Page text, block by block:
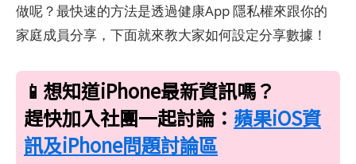
做呢？最快速的方法是透過健康App 隱私權來跟你的
家庭成員分享，下面就來教大家如何設定分享數據！
📱想知道iPhone最新資訊嗎？
趕快加入社團一起討論： 蘋果iOS資
訊及iPhone問題討論區